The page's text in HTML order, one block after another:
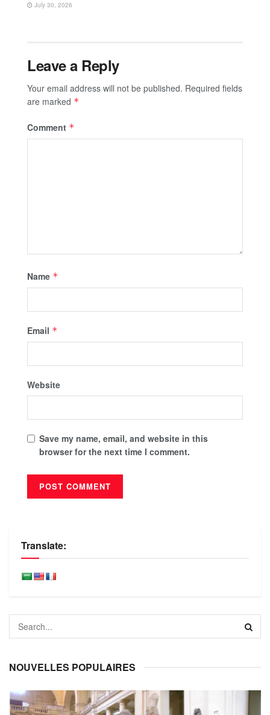
July 30, 2026
Leave a Reply
Your email address will not be published. Required fields
are marked *
Comment *
Name *
Email *
Website
Save my name, email, and website in this
browser for the next time I comment.
Translate:
NOUVELLES POPULAIRES